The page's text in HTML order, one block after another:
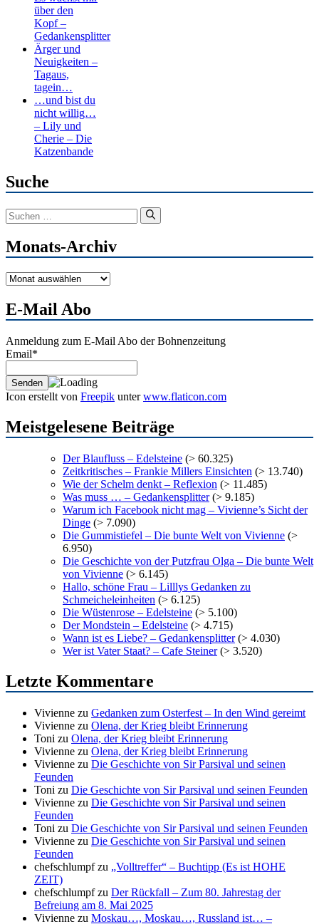
über den
Kopf –
Gedankensplitter
Ärger und
Neuigkeiten –
Tagaus,
tagein…
…und bist du
nicht willig…
– Lily und
Cherie – Die
Katzenbande
Suche
Suchen
nach:
Monats-Archiv
Monats-
E-Mail Abo
Anmeldung zum E-Mail Abo der Bohnenzeitung
Email*
Icon erstellt von Freepik unterwww.flaticon.com
Meistgelesene Beiträge
Der Blaufluss – Edelsteine (> 60.325)
Zeitkritisches – Frankie Millers Einsichten (> 13.740)
Wie der Schelm denkt – Reflexion (> 11.485)
Was muss … – Gedankensplitter(> 9.185)
Warum ich Facebook nicht mag – Vivienne’s Sicht der
Dinge (> 7.090)
Die Gummistiefel – Die bunte Welt von Vivienne (>
6.950)
Die Geschichte von der Putzfrau Olga – Die bunte Welt
von Vivienne (> 6.145)
Hallo, schöne Frau – Lilllys Gedanken zu
Schmeicheleinheiten (> 6.125)
Die Wüstenrose – Edelsteine (> 5.100)
Der Mondstein – Edelsteine (> 4.715)
Wann ist es Liebe? – Gedankensplitter(> 4.030)
Wer ist Vater Staat? – Cafe Steiner(> 3.520)
Letzte Kommentare
Vivienne zu Gedanken zum Osterfest – In den Wind gereimt
Vivienne zu Olena, der Krieg bleibt Erinnerung
Toni zu Olena, der Krieg bleibt Erinnerung
Vivienne zu Olena, der Krieg bleibt Erinnerung
Vivienne zu Die Geschichte von Sir Parsival und seinen
Feunden
Toni zu Die Geschichte von Sir Parsival und seinen Feunden
Vivienne zu Die Geschichte von Sir Parsival und seinen
Feunden
Toni zu Die Geschichte von Sir Parsival und seinen Feunden
Vivienne zu Die Geschichte von Sir Parsival und seinen
Feunden
chefschlumpfzu „Volltreffer“ – Buchtipp (Es ist HOHE
ZEIT)
chefschlumpfzu Der Rückfall – Zum 80. Jahrestag der
Befreiung am 8. Mai 2025
Vivienne zu Moskau…, Moskau…, Russland ist… –